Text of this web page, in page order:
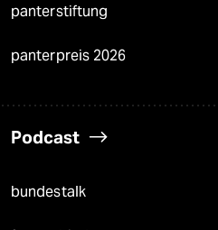
panterstiftung
panterpreis 2026
Podcast
bundestalk